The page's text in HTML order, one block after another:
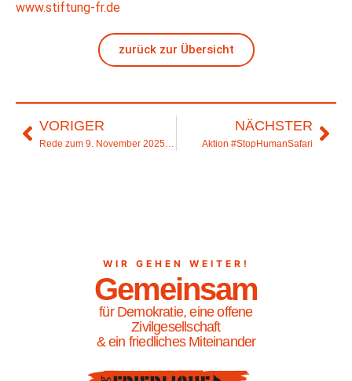
www.stiftung-fr.de
zurück zur Übersicht
VORIGER
Rede zum 9. November 2025 in der Kapelle der Versöhnung
NÄCHSTER
Aktion #StopHumanSafari
WIR GEHEN WEITER!
Gemeinsam
für Demokratie, eine offene
Zivilgesellschaft
& ein friedliches Miteinander